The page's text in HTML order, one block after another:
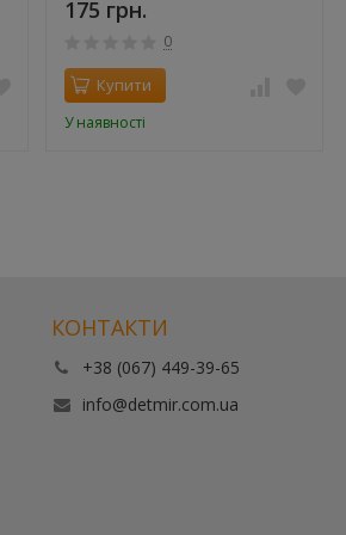
175 грн.
0
Купити
У наявності
КОНТАКТИ
+38 (067) 449-39-65
info@detmir.com.ua